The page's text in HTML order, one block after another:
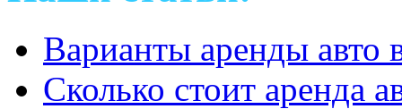
Варианты аренды авто
Сколько стоит аренда